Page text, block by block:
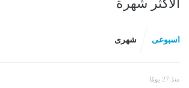
الأكثر شهرة
اسبوعى شهرى
منذ 27 يومًا